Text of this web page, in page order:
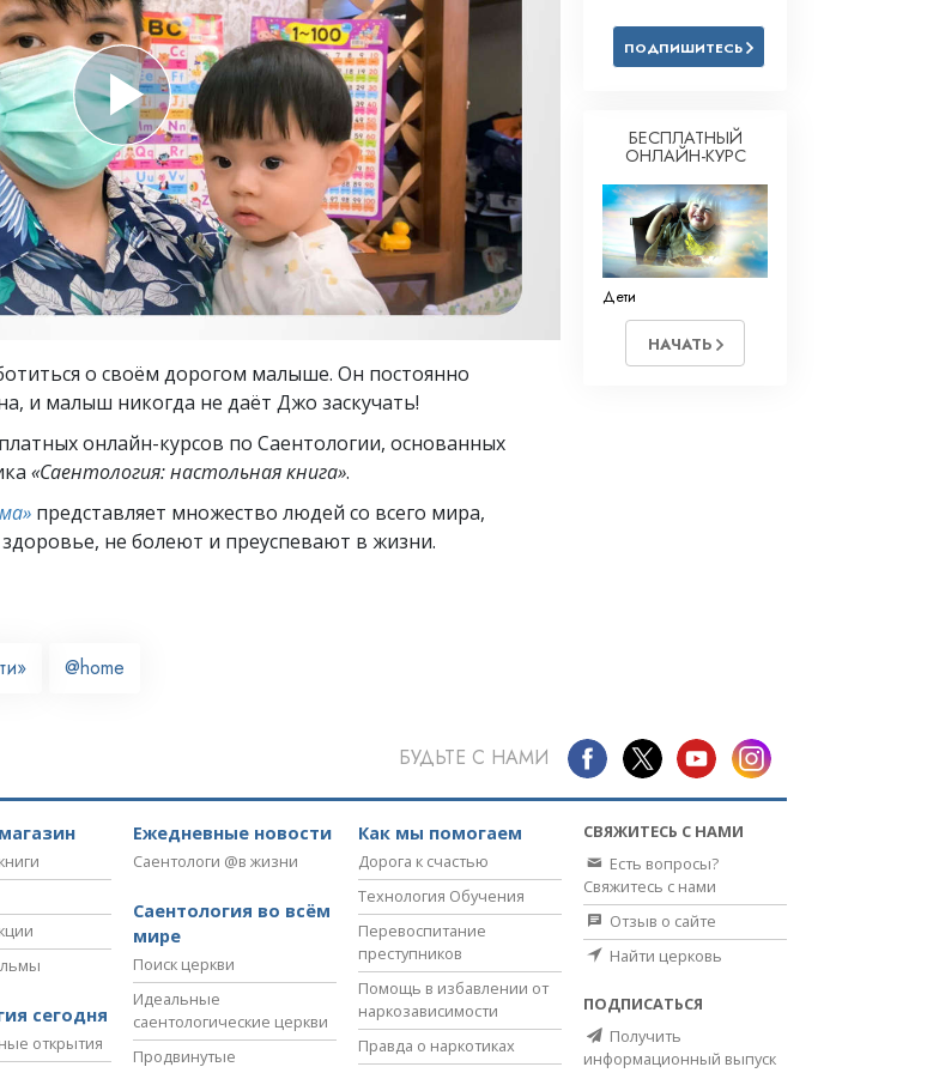
Решение проблемы наркотиков
Инструменты для использования
в работе
Причина подавления
Расследования
Основы организации
Основы связей с общественностью
о своём дорогом малыше. Он постоянно
и малыш никогда не даёт Джо заскучать!
онлайн-курсов по Саентологии, основанных
«Саентология: настольная книга».
представляет множество людей со всего мира,
не болеют и преуспевают в жизни.
@home
ПОДПИШИТЕСЬ
БЕСПЛАТНЫЙ
ОНЛАЙН-КУРС
Дети
НАЧАТЬ
БУДЬТЕ С НАМИ
сегодня
открытия
Ежедневные новости
Саентологи @в жизни
Саентология во всём
мире
Поиск церкви
Идеальные
саентологические церкви
Продвинутые
Как мы помогаем
Дорога к счастью
Технология Обучения
Перевоспитание
преступников
Помощь в избавлении от
наркозависимости
Правда о наркотиках
СВЯЖИТЕСЬ С НАМИ
Есть вопросы?
Свяжитесь с нами
Отзыв о сайте
Найти церковь
ПОДПИСАТЬСЯ
Получить
информационный выпуск